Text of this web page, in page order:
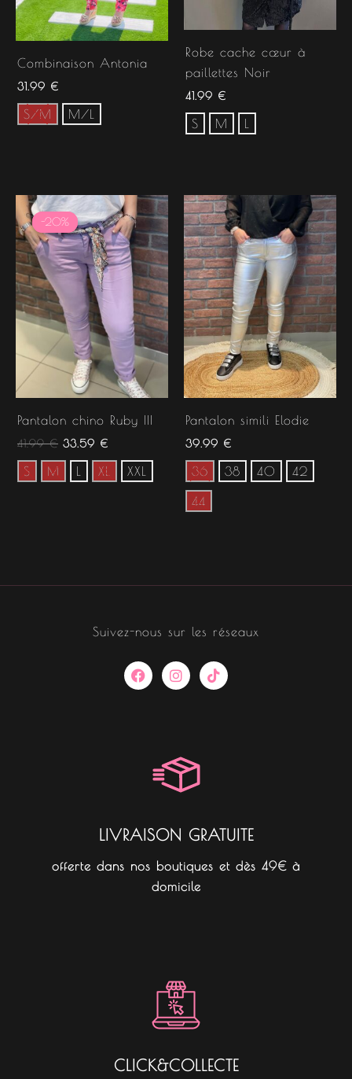
Combinaison Antonia
31.99 €
S/M M/L
Robe cache cœur à
paillettes Noir
41.99 €
S M
-20%
-20%
Pantalon chino Ruby III
41.99€
Le
prix
initial
était :
41.99 €.
33.59 €
Le
prix
actuel
est :
33.59 €.
S M L XL XXL
Pantalon simili Elodie
39.99 €
36 38 40 42
44
Suivez-nous sur les réseaux
F
a
c
I
n
s
a
m
T
i
k
LIVRAISON GRATUITE
offerte dans nos boutiques et dès 49€ à
domicile
CLICK&COLLECTE